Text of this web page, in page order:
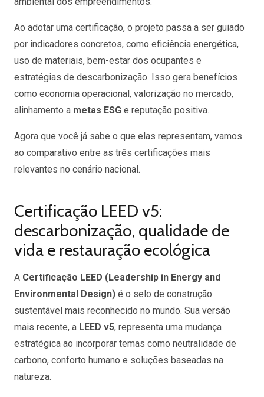
Ao adotar uma certificação, o projeto passa a ser guiado
por indicadores concretos, como eficiência energética,
uso de materiais, bem-estar dos ocupantes e
estratégias de descarbonização. Isso gera benefícios
como economia operacional, valorização no mercado,
alinhamento a metas ESG e reputação positiva.
Agora que você já sabe o que elas representam, vamos
ao comparativo entre as três certificações mais
relevantes no cenário nacional.
Certificação LEED v5:
descarbonização, qualidade de
vida e restauração ecológica
A Certificação LEED (Leadership in Energy and
Environmental Design) é o selo de construção
sustentável mais reconhecido no mundo. Sua versão
mais recente, a LEED v5, representa uma mudança
estratégica ao incorporar temas como neutralidade de
carbono, conforto humano e soluções baseadas na
natureza.